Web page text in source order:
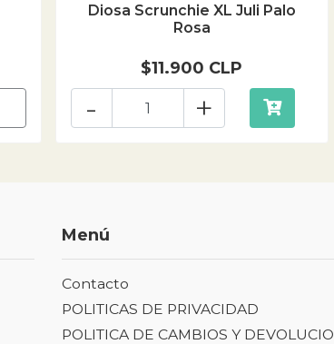
Diosa Scrunchie XL Juli Palo
Rosa
$11.900 CLP
+
-
Menú
Contacto
POLITICAS DE PRIVACIDAD
POLITICA DE CAMBIOS Y DEVOLUCIO